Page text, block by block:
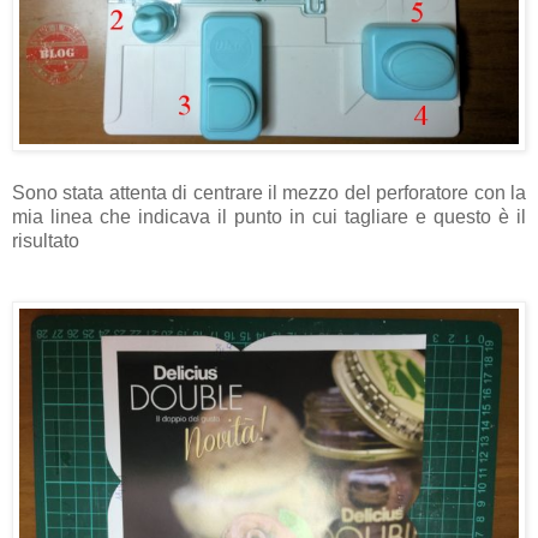
Sono stata attenta di centrare il mezzo del perforatore con la
mia linea che indicava il punto in cui tagliare e questo è il
risultato